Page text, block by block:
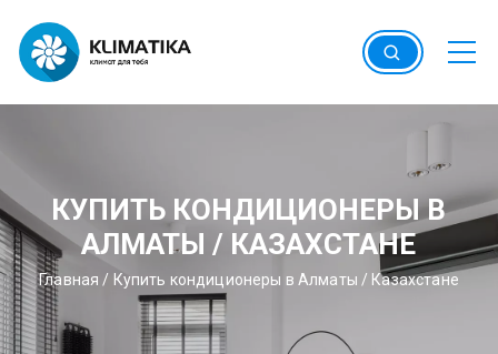
содержимому
КУПИТЬ КОНДИЦИОНЕРЫ В
АЛМАТЫ / КАЗАХСТАНЕ
Главная / Купить кондиционеры в Алматы / Казахстане